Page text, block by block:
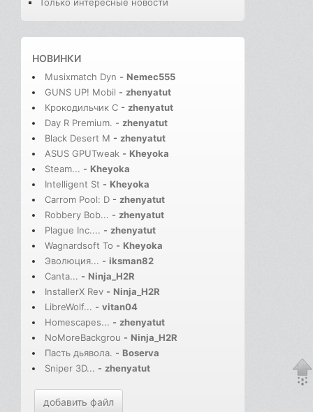
Только интересные новости
НОВИНКИ
Musixmatch Dyn - Nemec555
GUNS UP! Mobil - zhenyatut
Крокодильчик С - zhenyatut
Day R Premium. - zhenyatut
Black Desert M - zhenyatut
ASUS GPUTweak - Kheyoka
Steam... - Kheyoka
Intelligent St - Kheyoka
Carrom Pool: D - zhenyatut
Robbery Bob... - zhenyatut
Plague Inc.... - zhenyatut
Wagnardsoft To - Kheyoka
Эволюция... - iksman82
Canta... - Ninja_H2R
InstallerX Rev - Ninja_H2R
LibreWolf... - vitan04
Homescapes... - zhenyatut
NoMoreBackgrou - Ninja_H2R
Пасть дьявола. - Boserva
Sniper 3D... - zhenyatut
добавить файл